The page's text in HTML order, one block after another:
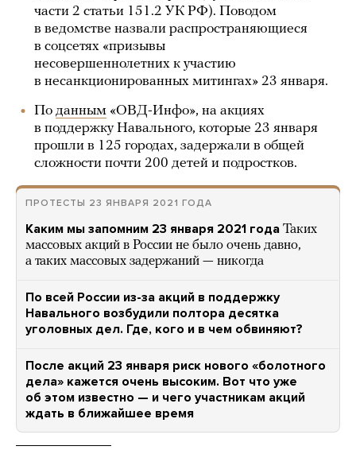
части 2 статьи 151.2 УК РФ). Поводом
в ведомстве назвали распространяющиеся
в соцсетях «призывы
несовершеннолетних к участию
в несанкционированных митингах» 23 января.
По данным «ОВД-Инфо», на акциях
в поддержку Навального, которые 23 января
прошли в 125 городах, задержали в общей
сложности почти 200 детей и подростков.
ПРОТЕСТЫ 23 ЯНВАРЯ 2021 ГОДА
Каким мы запомним 23 января 2021 года Таких
массовых акций в России не было очень давно,
а таких массовых задержаний — никогда
По всей России из-за акций в поддержку
Навального возбудили полтора десятка
уголовных дел. Где, кого и в чем обвиняют?
После акций 23 января риск нового «болотного
дела» кажется очень высоким. Вот что уже
об этом известно — и чего участникам акций
ждать в ближайшее время